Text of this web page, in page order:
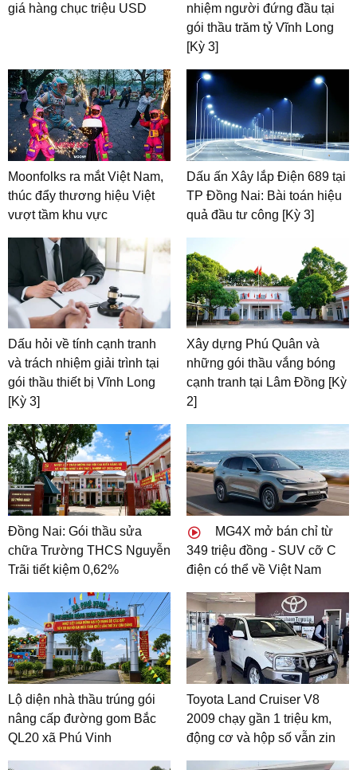
giá hàng chục triệu USD
nhiệm người đứng đầu tại
gói thầu trăm tỷ Vĩnh Long
[Kỳ 3]
Moonfolks ra mắt Việt Nam,
thúc đẩy thương hiệu Việt
vượt tầm khu vực
Dấu ấn Xây lắp Điện 689 tại
TP Đồng Nai: Bài toán hiệu
quả đầu tư công [Kỳ 3]
Dấu hỏi về tính cạnh tranh
và trách nhiệm giải trình tại
gói thầu thiết bị Vĩnh Long
[Kỳ 3]
Xây dựng Phú Quân và
những gói thầu vắng bóng
cạnh tranh tại Lâm Đồng [Kỳ
2]
Đồng Nai: Gói thầu sửa
chữa Trường THCS Nguyễn
Trãi tiết kiệm 0,62%
MG4X mở bán chỉ từ
349 triệu đồng - SUV cỡ C
điện có thể về Việt Nam
Lộ diện nhà thầu trúng gói
nâng cấp đường gom Bắc
QL20 xã Phú Vinh
Toyota Land Cruiser V8
2009 chạy gần 1 triệu km,
động cơ và hộp số vẫn zin